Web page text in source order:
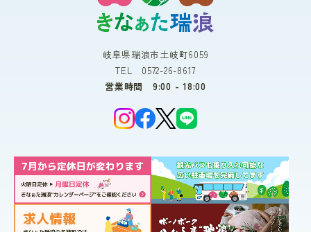
岐阜県瑞浪市土岐町6059
TEL 0572-26-8617
営業時間 9:00 - 18:00